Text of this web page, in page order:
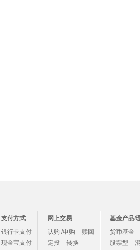
支付方式
银行卡支付
现金宝支付
网上交易
认购 /申购
赎回
定投
转换
基金产品/
货币基金
股票型